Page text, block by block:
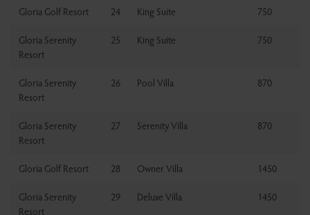
Gloria Golf Resort 24 King Suite 750
Gloria Serenity
Resort
25 King Suite 750
Gloria Serenity
Resort
26 Pool Villa 870
Gloria Serenity
Resort
27 Serenity Villa 870
Gloria Golf Resort 28 Owner Villa 1450
Gloria Serenity
Resort
29 Deluxe Villa 1450